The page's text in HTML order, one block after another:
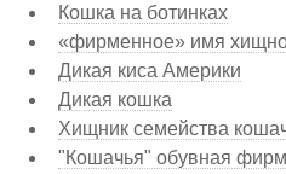
Кошка на ботинках
«фирменное» имя
Дикая киса Америки
Дикая кошка
Хищник семейства
"Кошачья" обувная